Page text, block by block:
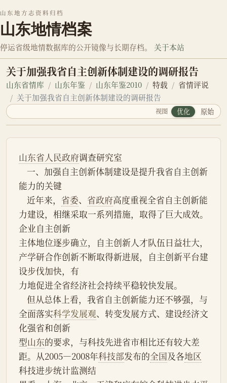
山东地方志资料归档
山东地情档案
停运省级地情数据库的公开镜像与长期存档。 关于本站
关于加强我省自主创新体制建设的调研报告
山东省情库 山东年鉴 山东年鉴2010 特载
省情评说
关于加强我省自主创新体制建设的调研报告
视图 优化 原始
山东省人民政府调查研究室
能力的关键
    近年来，
省委、 省政府高度重视全省自主创新能
力建设，相继采取一系列措施，取得了巨大成效。
企业自主创新
主体地位逐步确立，自主创新人才队伍日益壮大，
产学研合作创新不断取得新进展，自主创新平台建
设步伐加快，有
力地促进全省经济社会持续平稳较快发展。
全面落实科学发展观、转变发展方式、建设经济文
化强省和创新
型山东的要求，与科技先进省市相比还有较大差
距。从2005—2008年科技部发布的全国及各地区
科技进步统计监测结